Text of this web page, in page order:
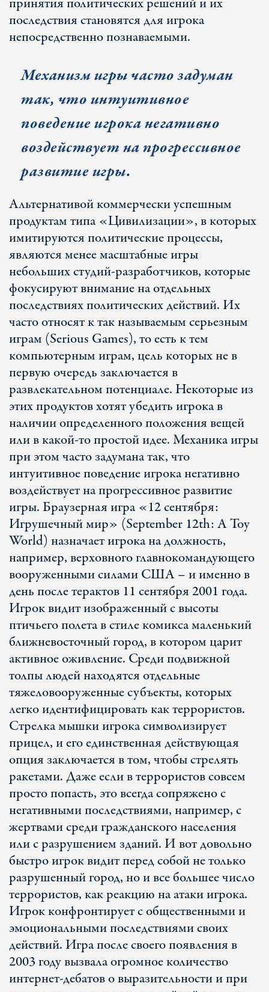
последствия становятся для игрока
непосредственно познаваемыми.
Механизм игры часто задуман
так, что интуитивное
поведение игрока негативно
воздействует на прогрессивное
развитие игры.
Альтернативой коммерчески успешным
продуктам типа «Цивилизации», в которых
имитируются политические процессы,
являются менее масштабные игры
небольших студий-разработчиков, которые
фокусируют внимание на отдельных
последствиях политических действий. Их
часто относят к так называемым серьезным
играм (Serious Games), то есть к тем
компьютерным играм, цель которых не в
первую очередь заключается в
развлекательном потенциале. Некоторые из
этих продуктов хотят убедить игрока в
наличии определенного положения вещей
или в какой-то простой идее. Механика игры
при этом часто задумана так, что
интуитивное поведение игрока негативно
воздействует на прогрессивное развитие
игры. Браузерная игра «12 сентября:
Игрушечный мир» (September 12th: A Toy
World) назначает игрока на должность,
например, верховного главнокомандующего
вооруженными силами США – и именно в
день после терактов 11 сентября 2001 года.
Игрок видит изображенный с высоты
птичьего полета в стиле комикса маленький
ближневосточный город, в котором царит
активное оживление. Среди подвижной
толпы людей находятся отдельные
тяжеловооруженные субъекты, которых
легко идентифицировать как террористов.
Стрелка мышки игрока символизирует
прицел, и его единственная действующая
опция заключается в том, чтобы стрелять
ракетами. Даже если в террористов совсем
просто попасть, это всегда сопряжено с
негативными последствиями, например, с
жертвами среди гражданского населения
или с разрушением зданий. И вот довольно
быстро игрок видит перед собой не только
разрушенный город, но и все большее число
террористов, как реакцию на атаки игрока.
Игрок конфронтирует с общественными и
эмоциональными последствиями своих
действий. Игра после своего появления в
2003 году вызвала огромное количество
интернет-дебатов о выразительности и при